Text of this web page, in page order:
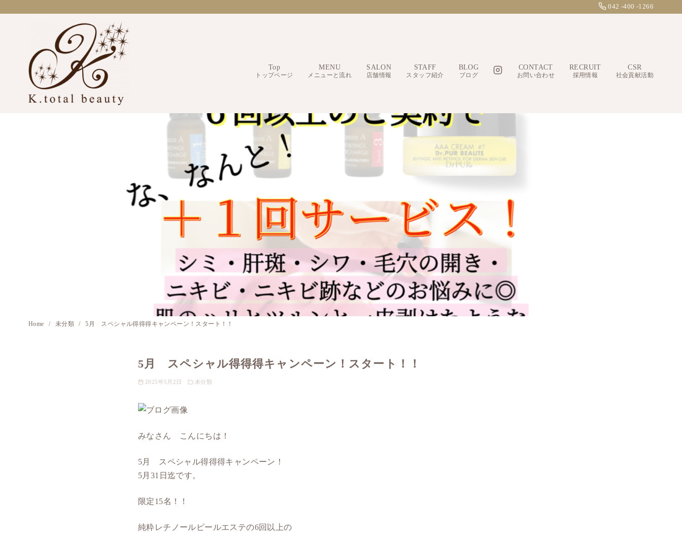
042 -400 -1266
Top
トップページ
MENU
メニューと流れ
SALON
店舗情報
STAFF
スタッフ紹介
BLOG
ブログ
CONTACT
お問い合わせ
RECRUIT
採用情報
CSR
社会貢献活動
Home 未分類 5月 スペシャル得得得キャンペーン！スタート！！
5月 スペシャル得得得キャンペーン！スタート！！
2025年5月2日 未分類
みなさん こんにちは！
5月 スペシャル得得得キャンペーン！
5月31日迄です。
限定15名！！
純粋レチノールピールエステの6回以上の